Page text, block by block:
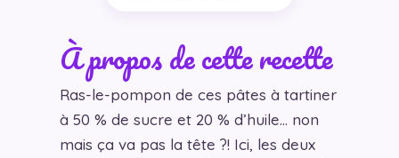
À propos de cette recette
Ras-le-pompon de ces pâtes à tartiner
à 50 % de sucre et 20 % d’huile… non
mais ça va pas la tête ?! Ici, les deux